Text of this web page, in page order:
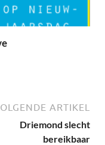
ARTIKEL
Driemond slecht
bereikbaar